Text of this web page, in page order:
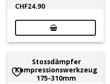
CHF24.90
Stossdämpfer
Kompressionswerkzeug
175-310mm